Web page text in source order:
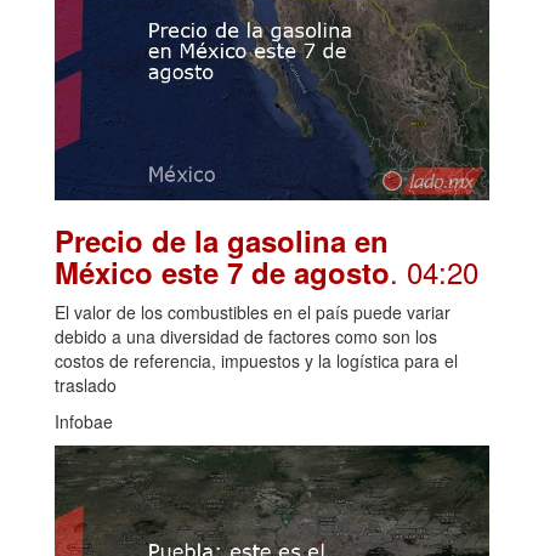
Precio de la gasolina en
México este 7 de agosto. 04:20
El valor de los combustibles en el país puede variar
debido a una diversidad de factores como son los
costos de referencia, impuestos y la logística para el
traslado
Infobae